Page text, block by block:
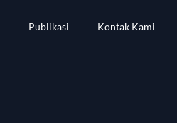
Publikasi Kontak Kami